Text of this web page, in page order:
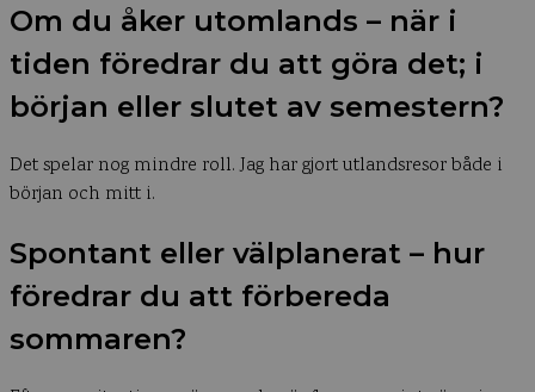
Om du åker utomlands – när i
tiden föredrar du att göra det; i
början eller slutet av semestern?
Det spelar nog mindre roll. Jag har gjort utlandsresor både i
början och mitt i.
Spontant eller välplanerat – hur
föredrar du att förbereda
sommaren?